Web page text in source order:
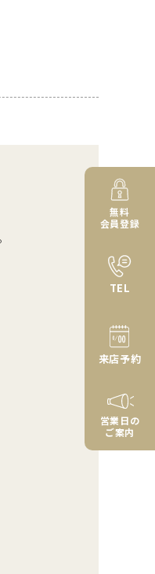
無料
会員登録
TEL
来店予約
営業日の
ご案内